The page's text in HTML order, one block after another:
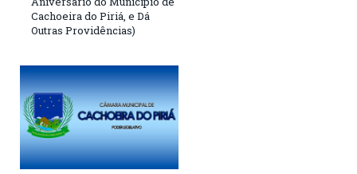
Cachoeira do Piriá, e Dá
Outras Providências)